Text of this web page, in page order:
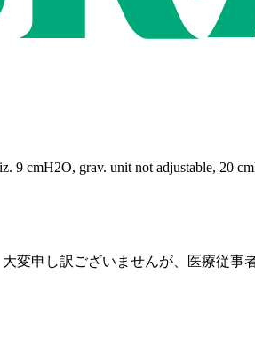
9 cmH2O, grav. unit not adjustable, 20
変申し訳ございませんが、医療従事